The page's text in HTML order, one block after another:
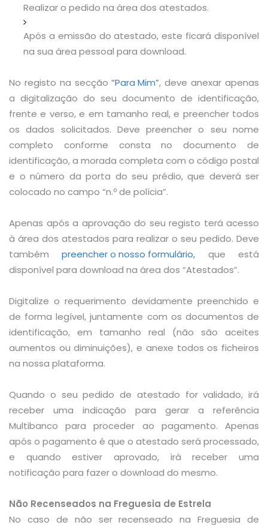
Realizar o pedido na área dos atestados.
Após a emissão do atestado, este ficará disponível
na sua área pessoal para download.
No registo na secção“Para Mim”, deve anexar apenas
a digitalização do seu documento de identificação,
frente e verso,e em tamanho real,e preencher todos
os dados solicitados. Deve preencher o seu nome
completo conforme consta no documento de
identificação, a morada completa com o código postal
e o número da porta do seu prédio, que deverá ser
colocado no campo “n.º de polícia”.
Apenas após a aprovação do seu registo terá acesso
à área dos atestados para realizar o seu pedido. Deve
tambémpreencher o nosso formulário,
que está
disponível para download na área dos “Atestados”.
Digitalize o requerimento devidamente preenchido e
de forma legível, juntamente com os documentos de
identificação, em tamanho real (não são aceites
aumentos ou diminuições), e anexe todos os ficheiros
na nossa plataforma.
Quando o seu pedido de atestado for validado, irá
receber uma indicação para gerar a referência
Multibanco para proceder ao pagamento. Apenas
após o pagamento é que o atestado será processado,
e quando estiver aprovado, irá receber uma
notificação para fazer o download do mesmo.
Não Recenseados na Freguesia de Estrela
No caso de não ser recenseado na Freguesia de